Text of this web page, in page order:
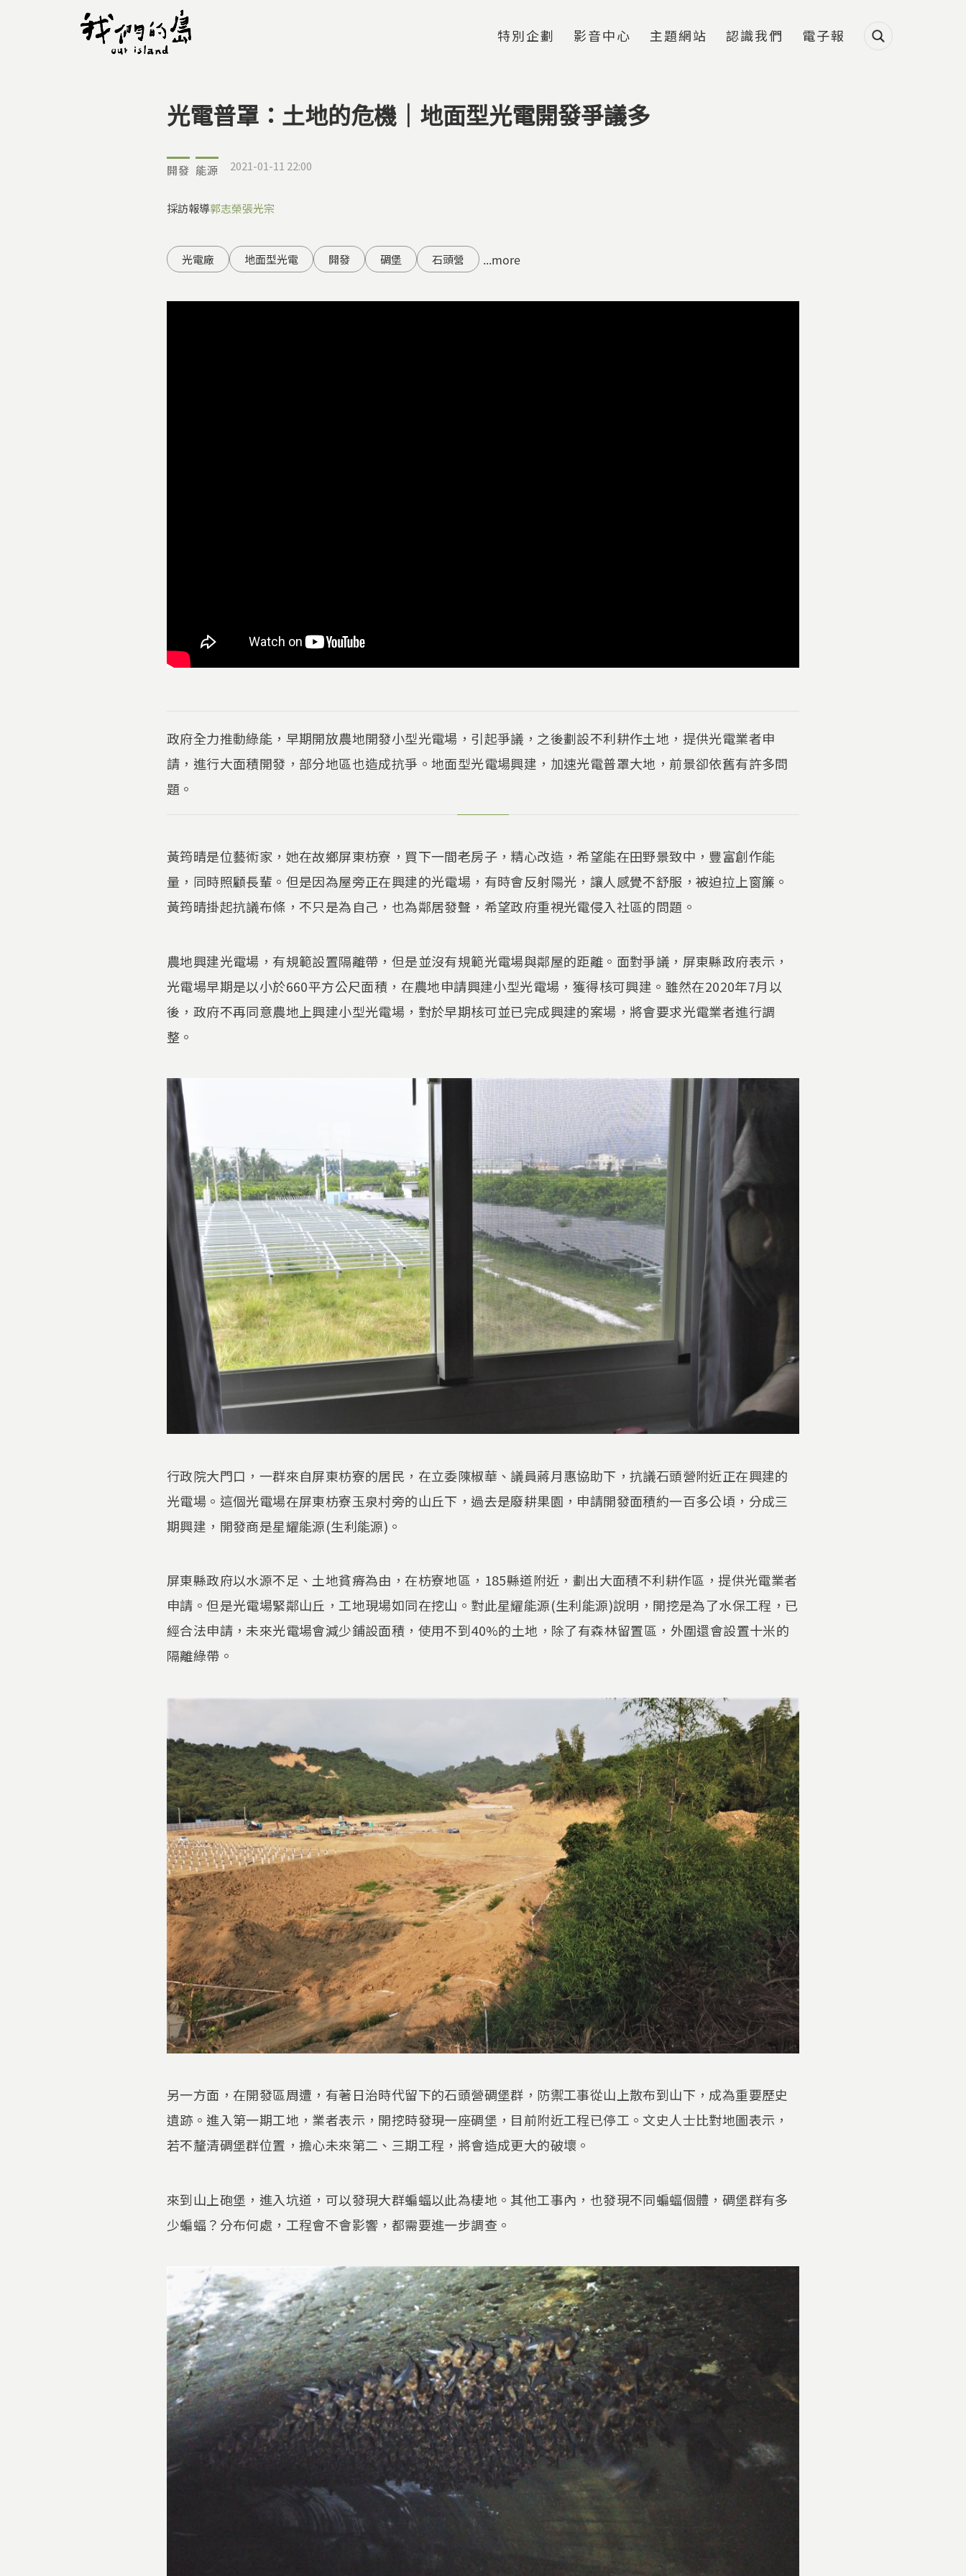
特別企劃 影音中心 主題網站 認識我們 電子報
您在這裡
光電普罩：土地的危機｜地面型光電開發爭議多
開發 能源 2021-01-11 22:00
採訪報導郭志榮張光宗
光電廠 地面型光電 開發 碉堡 石頭營 ...more
政府全力推動綠能，早期開放農地開發小型光電場，引起爭議，之後劃設不利耕作土地，提供光電業者申
請，進行大面積開發，部分地區也造成抗爭。地面型光電場興建，加速光電普罩大地，前景卻依舊有許多問
題。
黃筠晴是位藝術家，她在故鄉屏東枋寮，買下一間老房子，精心改造，希望能在田野景致中，豐富創作能
量，同時照顧長輩。但是因為屋旁正在興建的光電場，有時會反射陽光，讓人感覺不舒服，被迫拉上窗簾。
黃筠晴掛起抗議布條，不只是為自己，也為鄰居發聲，希望政府重視光電侵入社區的問題。
農地興建光電場，有規範設置隔離帶，但是並沒有規範光電場與鄰屋的距離。面對爭議，屏東縣政府表示，
光電場早期是以小於660平方公尺面積，在農地申請興建小型光電場，獲得核可興建。雖然在2020年7月以
後，政府不再同意農地上興建小型光電場，對於早期核可並已完成興建的案場，將會要求光電業者進行調
整。
行政院大門口，一群來自屏東枋寮的居民，在立委陳椒華、議員蔣月惠協助下，抗議石頭營附近正在興建的
光電場。這個光電場在屏東枋寮玉泉村旁的山丘下，過去是廢耕果園，申請開發面積約一百多公頃，分成三
期興建，開發商是星耀能源(生利能源)。
屏東縣政府以水源不足、土地貧瘠為由，在枋寮地區，185縣道附近，劃出大面積不利耕作區，提供光電業者
申請。但是光電場緊鄰山丘，工地現場如同在挖山。對此星耀能源(生利能源)說明，開挖是為了水保工程，已
經合法申請，未來光電場會減少鋪設面積，使用不到40%的土地，除了有森林留置區，外圍還會設置十米的
隔離綠帶。
另一方面，在開發區周遭，有著日治時代留下的石頭營碉堡群，防禦工事從山上散布到山下，成為重要歷史
遺跡。進入第一期工地，業者表示，開挖時發現一座碉堡，目前附近工程已停工。文史人士比對地圖表示，
若不釐清碉堡群位置，擔心未來第二、三期工程，將會造成更大的破壞。
來到山上砲堡，進入坑道，可以發現大群蝙蝠以此為棲地。其他工事內，也發現不同蝙蝠個體，碉堡群有多
少蝙蝠？分布何處，工程會不會影響，都需要進一步調查。